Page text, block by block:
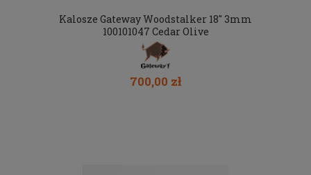
Kalosze Gateway Woodstalker 18" 3mm
100101047 Cedar Olive
700,00 zł